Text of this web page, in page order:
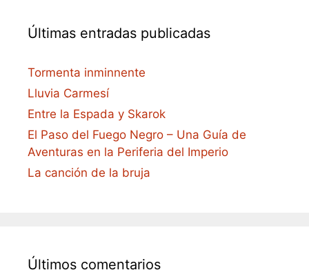
Últimas entradas publicadas
Tormenta inminnente
Lluvia Carmesí
Entre la Espada y Skarok
El Paso del Fuego Negro – Una Guía de
Aventuras en la Periferia del Imperio
La canción de la bruja
Últimos comentarios